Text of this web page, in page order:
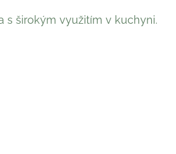
s širokým využitím v kuchyni.